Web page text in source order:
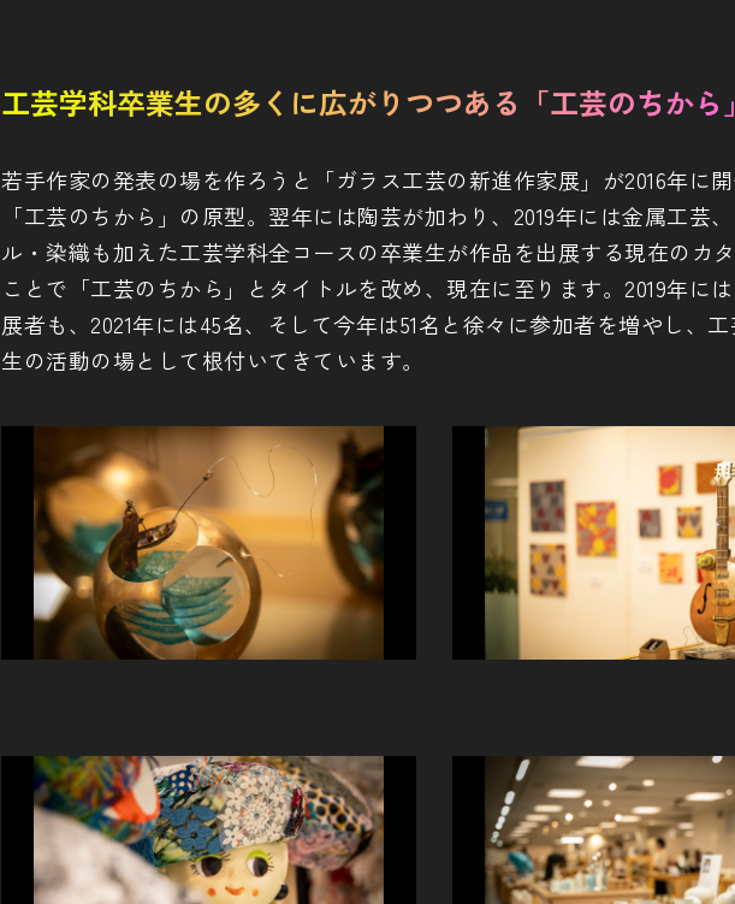
工芸学科卒業生の多くに広がりつつある「工芸のちから」
若手作家の発表の場を作ろうと「ガラス工芸の新進作家展」が2016年に
「工芸のちから」の原型。翌年には陶芸が加わり、2019年には金属工芸
ル・染織も加えた工芸学科全コースの卒業生が作品を出展する現在のカ
ことで「工芸のちから」とタイトルを改め、現在に至ります。2019年に
展者も、2021年には45名、そして今年は51名と徐々に参加者を増やし、
生の活動の場として根付いてきています。